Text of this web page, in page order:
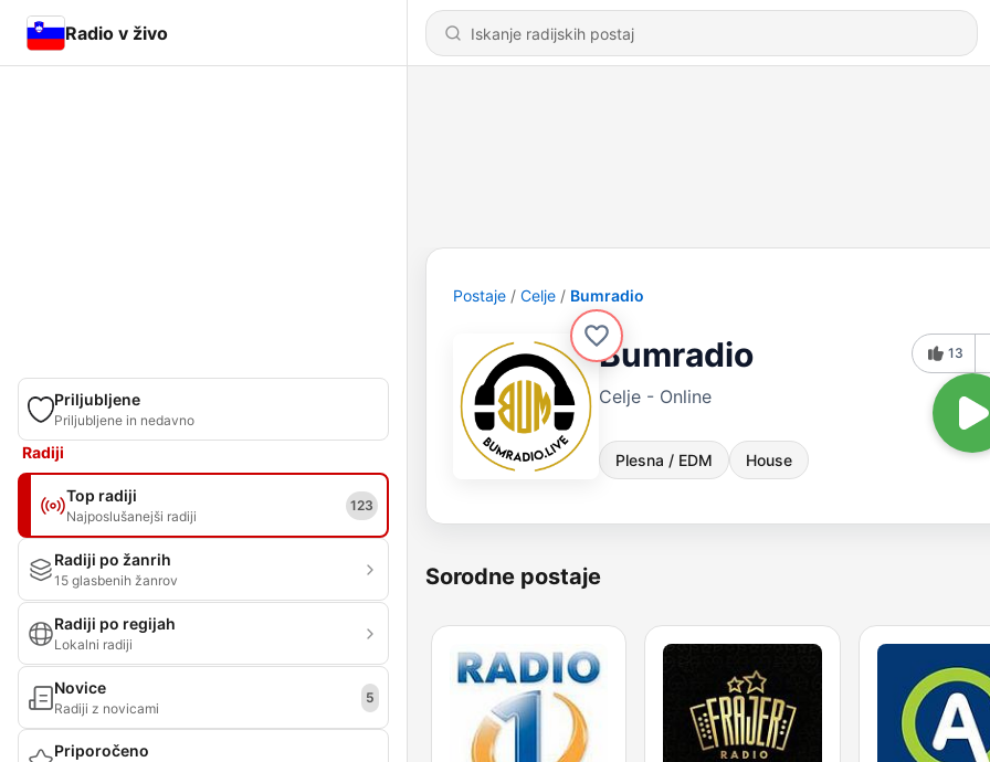
Radio v živo
Priljubljene
Priljubljene in nedavno
Radiji
Top radiji
Najposlušanejši radiji
123
Radiji po žanrih
15 glasbenih žanrov
Radiji po regijah
Lokalni radiji
Novice
Radiji z novicami
5
Priporočeno
Postaje Celje Bumradio
Bumradio
Celje - Online
Plesna / EDM House
13
Sorodne postaje